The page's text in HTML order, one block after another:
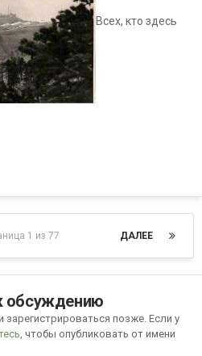
Всех, кто здесь
ДАЛЕЕ
1 из 77
обсуждению
зарегистрироваться позже. Если у
, чтобы опубликовать от имени